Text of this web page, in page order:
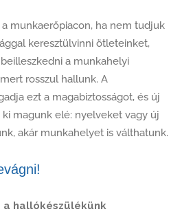
munkaerőpiacon, ha nem tudjuk
keresztülvinni ötleteinket,
a munkahelyi
rosszul hallunk. A
ezt a magabiztosságot, és új
magunk elé: nyelveket vagy új
akár munkahelyet is válthatunk.
hallókészülékünk